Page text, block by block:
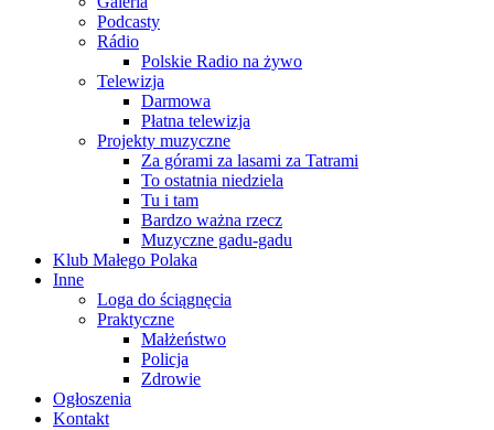
Podcasty
Rádio
Polskie Radio na żywo
Telewizja
Darmowa
Płatna telewizja
Projekty muzyczne
Za górami za lasami za Tatrami
To ostatnia niedziela
Tu i tam
Bardzo ważna rzecz
Muzyczne gadu-gadu
Klub Małego Polaka
Inne
Loga do ściągnęcia
Praktyczne
Małżeństwo
Policja
Zdrowie
Ogłoszenia
Kontakt